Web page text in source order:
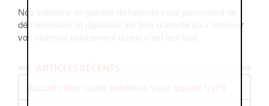
Nos solutions de gestion de l'attente vous permettent de
dématérialiser et digitaliser les files d’attente pour recevoir
vos visiteurs uniquement quand c'est leur tour.
ARTICLES RÉCENTS
Accueil client : quels bénéfices vous apporte IzyFil